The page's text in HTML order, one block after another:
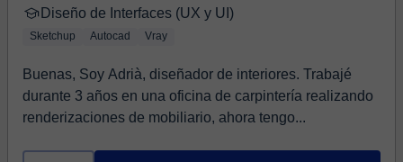
Diseño de Interfaces (UX y UI)
Sketchup Autocad Vray
Buenas, Soy Adrià, diseñador de interiores. Trabajé
durante 3 años en una oficina de carpintería realizando
renderizaciones de mobiliario, ahora tengo...